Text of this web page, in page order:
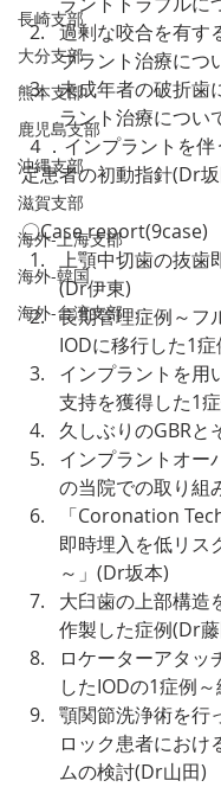
長崎支部
大分支部
熊本支部
鹿児島支部
沖縄支部
滋賀支部
海外-上海支部
海外-韓国
海外-台湾支部
過剰な咬合を有す
プラント治療につ
未成年者の破折歯
ラント治療につい
４．インプラントを伴う全顎的処置予
定患者の初動指針(Dr
〇Case report(9case)
上顎中切歯の抜歯
(Dr伊東)
長期管理症例～フ
IODに移行した1
インプラントを用
支持を獲得した1
久しぶりのGBRと
インプラントオー
の当院での取り組
「Coronation
即時埋入を低リス
～」(Dr坂本)
大臼歯の上部構造
作製した症例(Dr
ロケーターアタッ
したIODの1症例
顎関節洗浄術を行
ロック患者におけ
ムの検討(Dr山田)